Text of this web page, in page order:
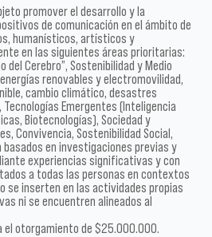
promover el desarrollo y la
de comunicación en el ámbito de
humanísticos, artísticos y
en las siguientes áreas prioritarias:
del Cerebro”, Sostenibilidad y Medio
renovables y electromovilidad,
cambio climático, desastres
Emergentes (Inteligencia
Biotecnologías), Sociedad y
Convivencia, Sostenibilidad Social,
en investigaciones previas y
experiencias significativas y con
a todas las personas en contextos
se inserten en las actividades propias
ni se encuentren alineados al
el otorgamiento de $25.000.000.